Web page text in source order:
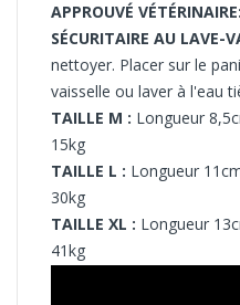
APPROUVÉ VÉTÉRINAIRE:
SÉCURITAIRE AU LAVE-
nettoyer. Placer sur le
vaisselle ou laver à l'eau
TAILLE M : Longueur
15kg
TAILLE L : Longueur
30kg
TAILLE XL : Longueur
41kg